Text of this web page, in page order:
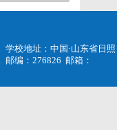
学校地址：中国·山东省日照
邮编：276826 邮箱：